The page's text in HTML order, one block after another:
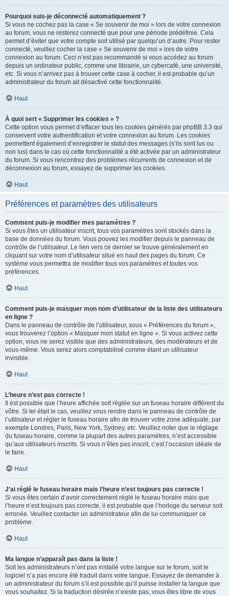
Pourquoi suis-je déconnecté automatiquement ?
Si vous ne cochez pas la case « Se souvenir de moi » lors de votre connexion
au forum, vous ne resterez connecté que pour une période prédéfinie. Cela
permet d’éviter que votre compte soit utilisé par quelqu’un d’autre. Pour rester
connecté, veuillez cocher la case « Se souvenir de moi » lors de votre
connexion au forum. Ceci n’est pas recommandé si vous accédez au forum
depuis un ordinateur public, comme une librairie, un cybercafé, une université,
etc. Si vous n’arrivez pas à trouver cette case à cocher, il est probable qu’un
administrateur du forum ait désactivé cette fonctionnalité.
Haut
À quoi sert « Supprimer les cookies » ?
Cette option vous permet d’effacer tous les cookies générés par phpBB 3.3 qui
conservent votre authentification et votre connexion au forum. Les cookies
permettent également d’enregistrer le statut des messages (s’ils sont lus ou
non lus) dans le cas où cette fonctionnalité a été activée par un administrateur
du forum. Si vous rencontrez des problèmes récurrents de connexion et de
déconnexion au forum, essayez de supprimer les cookies.
Haut
Préférences et paramètres des utilisateurs
Comment puis-je modifier mes paramètres ?
Si vous êtes un utilisateur inscrit, tous vos paramètres sont stockés dans la
base de données du forum. Vous pouvez les modifier depuis le panneau de
contrôle de l’utilisateur. Le lien vers ce dernier se trouve généralement en
cliquant sur votre nom d’utilisateur situé en haut des pages du forum. Ce
système vous permettra de modifier tous vos paramètres et toutes vos
préférences.
Haut
Comment puis-je masquer mon nom d’utilisateur de la liste des utilisateurs
en ligne ?
Dans le panneau de contrôle de l’utilisateur, sous « Préférences du forum »,
vous trouverez l’option « Masquer mon statut en ligne ». Si vous activez cette
option, vous ne serez visible que des administrateurs, des modérateurs et de
vous-même. Vous serez alors comptabilisé comme étant un utilisateur
invisible.
Haut
L’heure n’est pas correcte !
Il est possible que l’heure affichée soit réglée sur un fuseau horaire différent du
vôtre. Si tel était le cas, veuillez vous rendre dans le panneau de contrôle de
l’utilisateur et régler le fuseau horaire afin de trouver votre zone adéquate, par
exemple Londres, Paris, New York, Sydney, etc. Veuillez noter que le réglage
du fuseau horaire, comme la plupart des autres paramètres, n’est accessible
qu’aux utilisateurs inscrits. Si vous n’êtes pas inscrit, c’est l’occasion idéale de
le faire.
Haut
J’ai réglé le fuseau horaire mais l’heure n’est toujours pas correcte !
Si vous êtes certain d’avoir correctement réglé le fuseau horaire mais que
l’heure n’est toujours pas correcte, il est probable que l’horloge du serveur soit
erronée. Veuillez contacter un administrateur afin de lui communiquer ce
problème.
Haut
Ma langue n’apparaît pas dans la liste !
Soit les administrateurs n’ont pas installé votre langue sur le forum, soit le
logiciel n’a pas encore été traduit dans votre langue. Essayez de demander à
un administrateur du forum s’il est possible qu’il puisse installer la langue que
vous souhaitez. Si la traduction désirée n’existe pas, vous êtes libre de vous